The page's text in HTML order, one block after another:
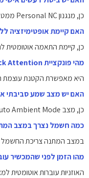
כן, מנגנון Personal NC ממטב את רמת ביטול הרעש באופן אישי.
האם קיימת אופטימיזציה
כן, קיימת התאמה אוטומטית
מהי פונקציית Quick Attention?
היא מאפשרת הקטנת עוצמת
האם יש מצב שמע סביבתי
כן, מצב Auto Ambient Mode מפעיל התנהגות חכמה לפי הסביבה.
כמה חשמל נצרך במצב
במצב המתנה צריכת החשמל היא רק
מהו הזמן לפני שהמכשיר
האוזניות עוברות אוטומטית למצב חסכוני